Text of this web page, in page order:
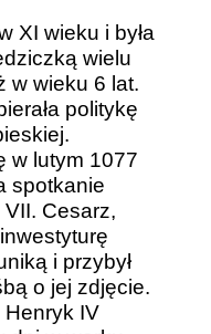
XI wieku i była
wielu
w wieku 6 lat.
politykę
w lutym 1077
spotkanie
Cesarz,
i przybył
o jej zdjęcie.
IV